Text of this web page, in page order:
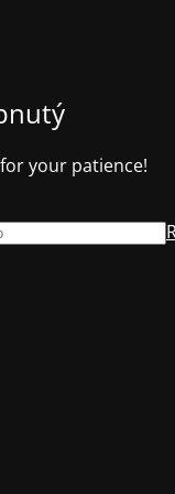
your patience!